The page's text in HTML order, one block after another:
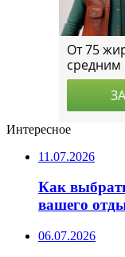
Интересное
11.07.2026
Как
вашего
06.07.2026